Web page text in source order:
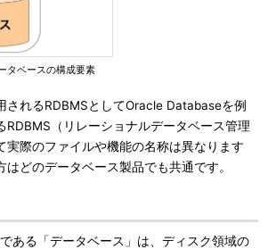
タベースの構成要素
れるRDBMSとしてOracle Databaseを例
RDBMS（リレーショナルデータベース管理
実際のファイルや機能の名称は異なります
はどのデータベース製品でも共通です。
ある「データベース」は、ディスク領域の